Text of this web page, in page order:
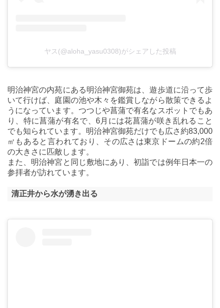
ヤス(@aloha_yasu0308)がシェアした投稿
明治神宮の内苑にある明治神宮御苑は、遊歩道に沿って歩
いて行けば、庭園の池や木々を鑑賞しながら散策できるよ
うになっています。つつじや菖蒲で有名なスポットでもあ
り、特に菖蒲が有名で、6月には花菖蒲が咲き乱れること
でも知られています。明治神宮御苑だけでも広さ約83,000
㎡もあると言われており、その広さは東京ドームの約2倍
の大きさに匹敵します。
また、明治神宮と同じ敷地にあり、初詣では例年日本一の
参拝者が訪れています。
清正井から水が湧き出る